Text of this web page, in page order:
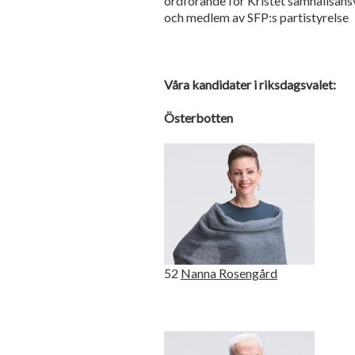
och medlem av SFP:s partistyrelse
Våra kandidater i riksdagsvalet:
Österbotten
52 Nanna Rosengård